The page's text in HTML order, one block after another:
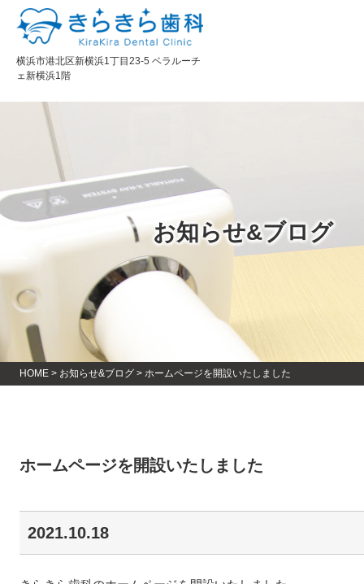
横浜市港北区新横浜1丁目23-5 ベラルーチ
ェ新横浜1階
お知らせ&ブログ
HOME> お知らせ&ブログ> ホームページを開設いたしました
ホームページを開設いたしました
2021.10.18